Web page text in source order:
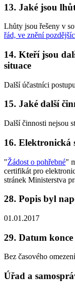
13. Jaké jsou
Lhůty jsou řešeny v
řád, ve znění
14. Kteří jsou
situace
Další účastníci
15. Jaké další
Další činnosti nejsou
16. Elektronická
"Žádost o pohřebné"
certifikát pro
stránek Ministerstva
28. Popis byl
01.01.2017
29. Datum
Bez časového
Úřad a